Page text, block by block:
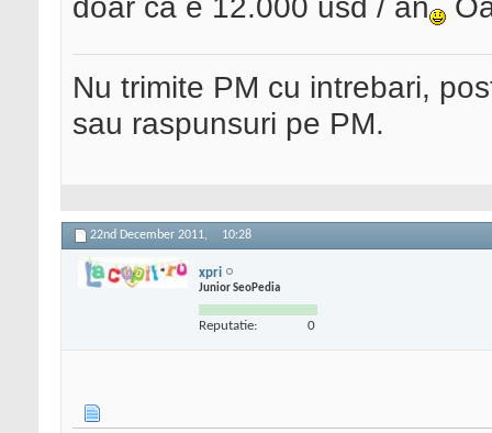
Nu trimite PM cu intrebari,
sau raspunsuri pe PM.
22nd December 2011, 10:28
xpri
Junior SeoPedia
Reputatie: 0